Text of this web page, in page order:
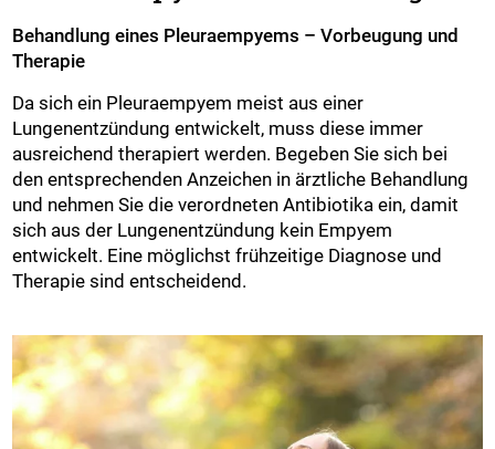
Behandlung eines Pleuraempyems – Vorbeugung und
Therapie
Da sich ein Pleuraempyem meist aus einer
Lungenentzündung entwickelt, muss diese immer
ausreichend therapiert werden. Begeben Sie sich bei
den entsprechenden Anzeichen in ärztliche Behandlung
und nehmen Sie die verordneten Antibiotika ein, damit
sich aus der Lungenentzündung kein Empyem
entwickelt. Eine möglichst frühzeitige Diagnose und
Therapie sind entscheidend.